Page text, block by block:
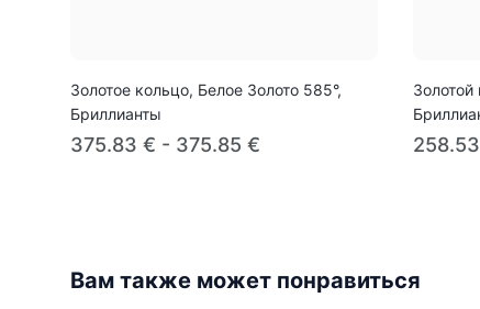
Золотое кольцо, Белое Золото 585°,
Бриллианты
375.83 € - 375.85 €
Золотой
Вам также может понравиться